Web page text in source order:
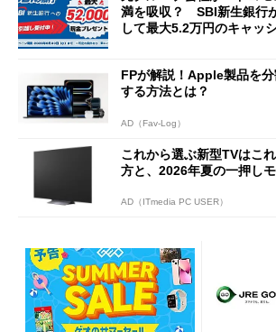
満を吸収？ SBI新生銀行
して最大5.2万円のキャッ
FPが解説！Apple製品を
する方法とは？
AD（Fav-Log）
これから選ぶ新型TVはこ
方と、2026年夏の一押し
AD（ITmedia PC USER）